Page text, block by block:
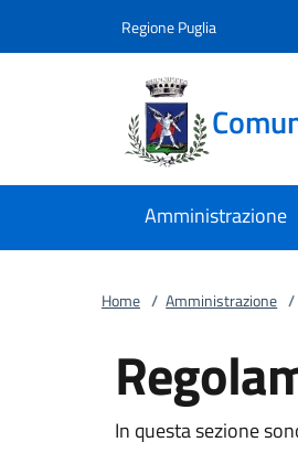
Regione Puglia
Amministrazione
Home / Amministrazione /
In questa sezione